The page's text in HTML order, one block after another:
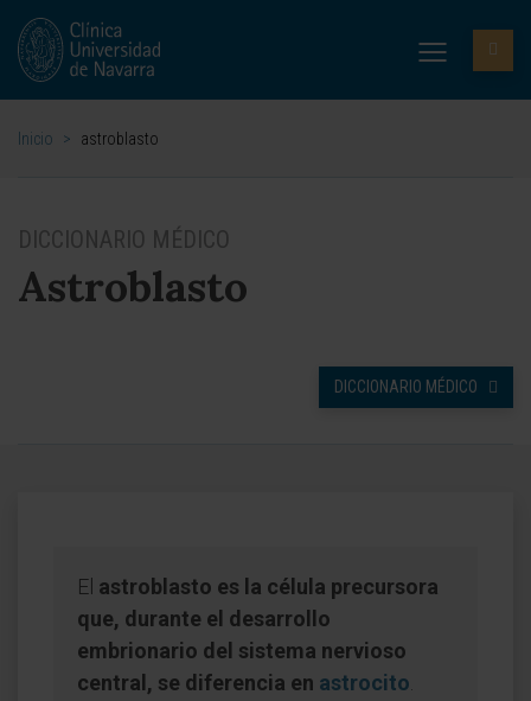
Inicio > astroblasto
DICCIONARIO MÉDICO
Astroblasto
DICCIONARIO MÉDICO
El astroblasto es la célula precursora
que, durante el desarrollo
embrionario del sistema nervioso
central, se diferencia en astrocito